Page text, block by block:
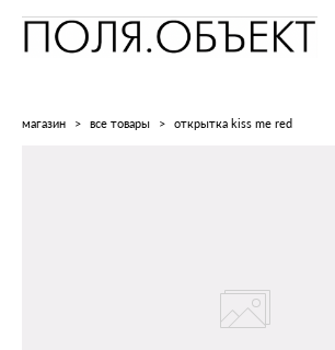
магазин > все товары > открытка kiss me red